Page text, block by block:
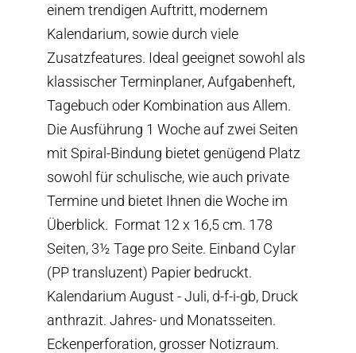
einem trendigen Auftritt, modernem
Kalendarium, sowie durch viele
Zusatzfeatures. Ideal geeignet sowohl als
klassischer Terminplaner, Aufgabenheft,
Tagebuch oder Kombination aus Allem.
Die Ausführung 1 Woche auf zwei Seiten
mit Spiral-Bindung bietet genügend Platz
sowohl für schulische, wie auch private
Termine und bietet Ihnen die Woche im
Überblick. Format 12 x 16,5 cm. 178
Seiten, 3½ Tage pro Seite. Einband Cylar
(PP transluzent) Papier bedruckt.
Kalendarium August - Juli, d-f-i-gb, Druck
anthrazit. Jahres- und Monatsseiten.
Eckenperforation, grosser Notizraum.